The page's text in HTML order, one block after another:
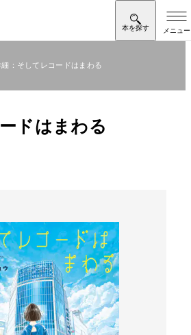
：そしてレコードはまわる
ドはまわる